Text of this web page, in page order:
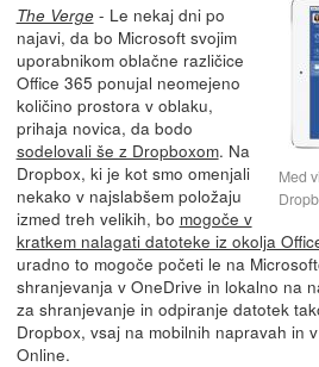
Med
The Verge- Le nekaj dni po
najavi, da bo Microsoft svojim
uporabnikom oblačne različice
Office 365 ponujal neomejeno
količino prostora v oblaku,
prihaja novica, da bodo
sodelovali še z Dropboxom. Na
Dropbox, ki je kot smo omenjali
nekako v najslabšem položaju
izmed treh velikih, bo mogoče v
kratkem nalagati datoteke iz okolja
uradno to mogoče početi le na
shranjevanja v OneDrive in lokalno na
za shranjevanje in odpiranje datotek
Dropbox, vsaj na mobilnih napravah in
Online.